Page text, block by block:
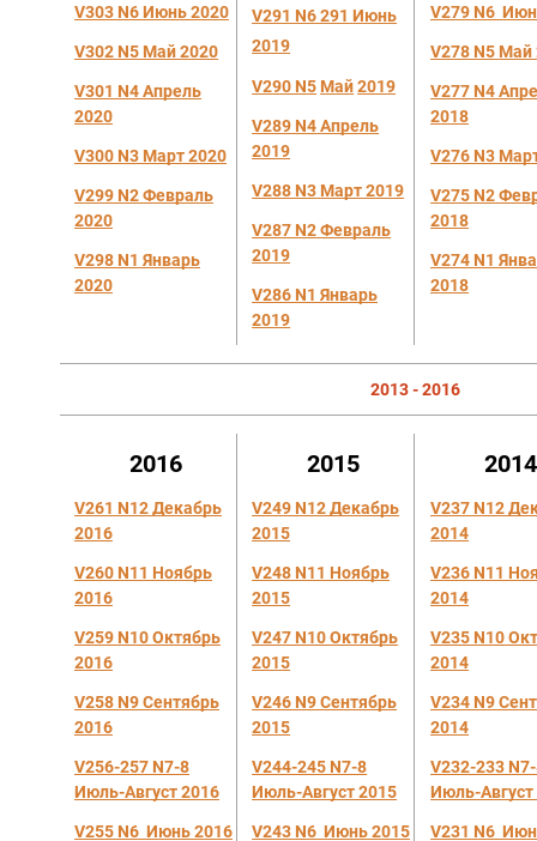
V303 N6Июнь 2020
V302 N5 Май 2020
V301 N4Апрель
2020
V300 N3 Март 2020
V299 N2Февраль
2020
V298 N1 Январь
2020
V291 N6 291 Июнь
2019
V290 N5 Май2019
V289 N4Апрель
2019
V288 N3 Март2019
V287 N2Февраль
2019
V286 N1 Январь
2019
V279 N6
V278 N5 Май
V277 N4
2018
V276 N3
V275 N2
2018
V274 N1
2018
2013 - 2016
2016
V261 N12Декабрь
2016
V260 N11 Ноябрь
2016
V259 N10Октябрь
2016
V258 N9Сентябрь
2016
V256-257 N7-8
Июль-Август2016
V255 N6 Июнь2016
2015
V249 N12 Декабрь
2015
V248 N11 Ноябрь
2015
V247 N10 Октябрь
2015
V246 N9 Сентябрь
2015
V244-245 N7-8
Июль-Август 2015
V243 N6 Июнь 2015
2014
V237 N12
2014
V236 N11
2014
V235 N10
2014
V234 N9 Се
2014
V232-233
Июль-Август
V231 N6 И